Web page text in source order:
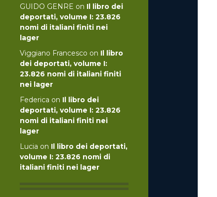
GUIDO GENRE on Il libro dei
deportati, volume I: 23.826
nomi di italiani finiti nei
lager
Viggiano Francesco on Il libro
dei deportati, volume I:
23.826 nomi di italiani finiti
nei lager
Federica on Il libro dei
deportati, volume I: 23.826
nomi di italiani finiti nei
lager
Lucia on Il libro dei deportati,
volume I: 23.826 nomi di
italiani finiti nei lager